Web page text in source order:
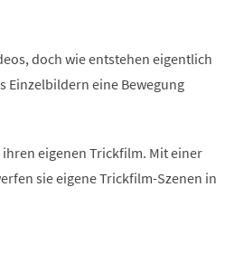
doch wie entstehen eigentlich
Einzelbildern eine Bewegung
eigenen Trickfilm. Mit einer
sie eigene Trickfilm-Szenen in